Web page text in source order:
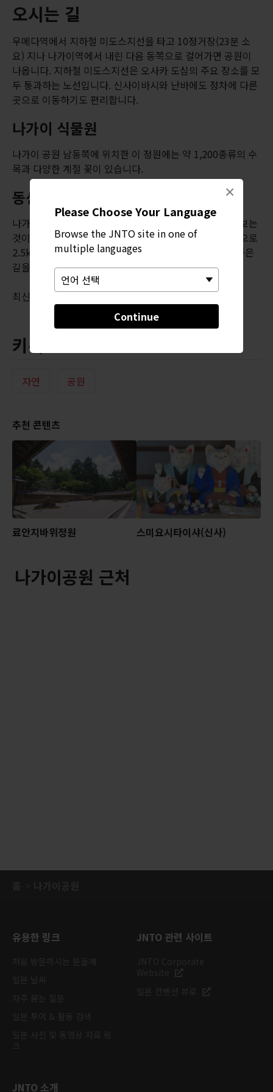
Please Choose Your Language
Browse the JNTO site in one of
multiple languages
Continue
×
오시는 길
우메다역에서 지하철 미도스지선을 타고 10정거장(23분 소
요) 지나 나가이역에서 내린 다음 동쪽으로 걸어가면 공원이
나옵니다. 지하철 미도스지선은 오사카 도심의 주요 장소를 모
두 통과하는 노선입니다. 신사이바시와 난바에도 정차에 다른
곳으로 이동하기도 편리합니다.
나가이 식물원
나가이 공원 남동쪽에 위치한 이 정원에는 약 1,200종류의 수
목과 다양한 계절 꽃이 있습니다.
동선 계획하기
나가이 공원은 아침나절이나 오후에 두세 시간 정도 둘러보는
것이 가장 좋습니다. 활동적인 여행자라면 공원에서 서쪽으로
2.5km 떨어진스미요시 타이샤(신사)
까지 가는 걷기 좋은
길을 추천합니다(30분 소요).
최신 정보는 공식 웹사이트를 확인하세요.
키워드
자연 공원
추천 콘텐츠
료안지바위정원 스미요시타이샤(신사)
나가이공원 근처
유용한 링크 JNTO 관련 사이트
JNTO 소개